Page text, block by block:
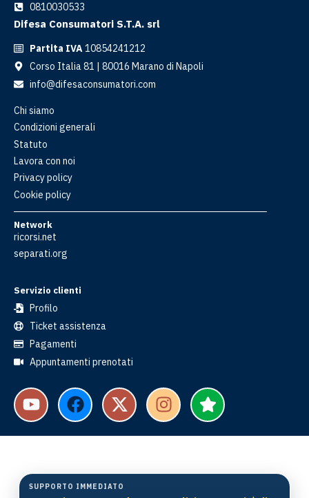
0810030533
Difesa Consumatori S.T.A. srl
Partita IVA10854241212
Corso Italia 81 | 80016 Marano di Napoli
info@difesaconsumatori.com
Chi siamo
Condizioni generali
Statuto
Lavora con noi
Privacy policy
Cookie policy
Network
ricorsi.net
separati.org
Servizio clienti
Profilo
Ticket assistenza
Pagamenti
Appuntamenti prenotati
SUPPORTO IMMEDIATO